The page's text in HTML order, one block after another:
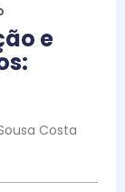
e
Costa